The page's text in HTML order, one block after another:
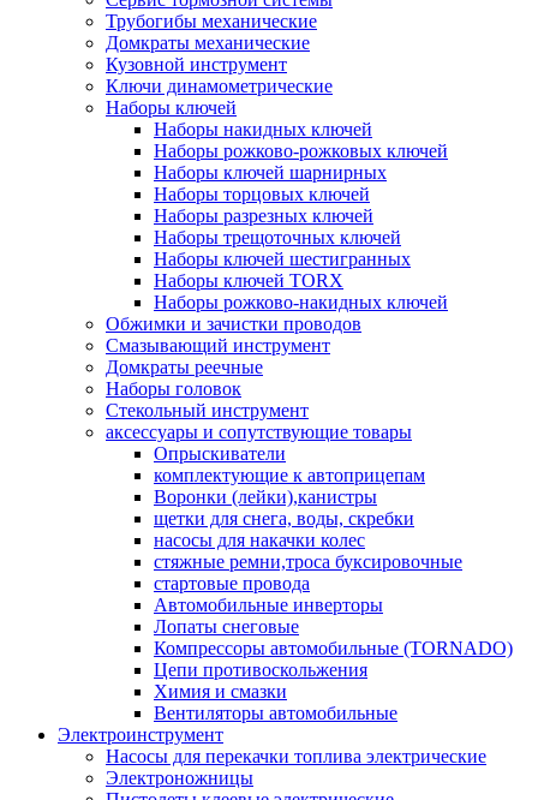
Трубогибы механические
Домкраты механические
Кузовной инструмент
Ключи динамометрические
Наборы ключей
Наборы накидных ключей
Наборы рожково-рожковых ключей
Наборы ключей шарнирных
Наборы торцовых ключей
Наборы разрезных ключей
Наборы трещоточных ключей
Наборы ключей шестигранных
Наборы ключей TORX
Наборы рожково-накидных ключей
Обжимки и зачистки проводов
Смазывающий инструмент
Домкраты реечные
Наборы головок
Стекольный инструмент
аксессуары и сопутствующие товары
Опрыскиватели
комплектующие к автоприцепам
Воронки (лейки),канистры
щетки для снега, воды, скребки
насосы для накачки колес
стяжные ремни,троса буксировочные
стартовые провода
Автомобильные инверторы
Лопаты снеговые
Компрессоры автомобильные (TORNADO)
Цепи противоскольжения
Химия и смазки
Вентиляторы автомобильные
Электроинструмент
Насосы для перекачки топлива электрические
Электроножницы